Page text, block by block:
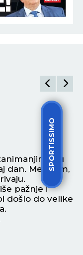
SPORTISSIMO
DO
VESTI